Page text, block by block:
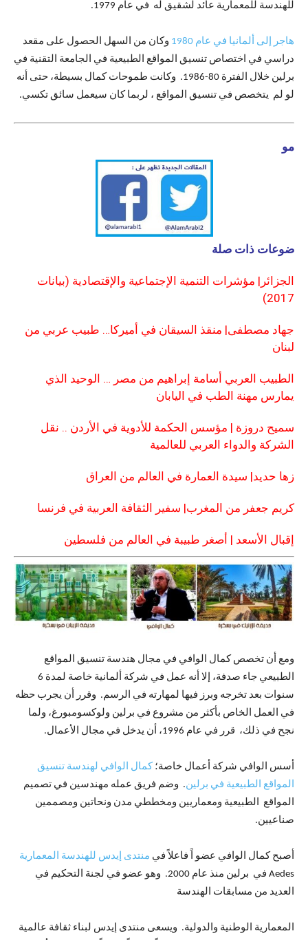
للهندسة للمعمارية عائد لشقيق له في عام 1979.
هاجر إلى ألمانيا في عام 1980
وكان من السهل الحصول على مقعد
دراسي في اختصاص تنسيق المواقع الطبيعية في الجامعة التقنية في
برلين خلال الفترة 80-1986. وكانت طموحات كمال بسيطة، حتى أنه
لو لم يتخصص في تنسيق المواقع ، لربما كان سيعمل سائق تكسي.
مو
ضوعات ذات صلة
الجزائر| مؤشرات التنمية الإجتماعية والإقتصادية (بيانات
2017)
جهاد مصطفى| منقذ السيقان في أميركا… طبيب عربي من
لبنان
الطبيب العربي أسامة إبراهيم من مصر … الوحيد الذي
يمارس مهنة الطب في اليابان
سميح دروزة | مؤسس الحكمة للأدوية في الأردن .. نقل
الشركة والدواء العربي للعالمية
زها حديد| سيدة العمارة في العالم من العراق
كريم جعفر من المغرب| سفير الثقافة العربية في فرنسا
إقبال الأسعد | أصغر طبيبة في العالم من فلسطين
ومع أن تخصص كمال الوافي في مجال هندسة تنسيق المواقع
الطبيعي جاء صدفة، إلا أنه عمل في شركة ألمانية خاصة لمدة 6
سنوات بعد تخرجه وبرز فيها لمهارته في الرسم. وقرر أن يجرب حظه
في العمل الخاص بأكثر من مشروع في برلين ولوكسومبورغ، ولما
نجح في ذلك، قرر في عام 1996، أن يدخل في مجال الأعمال.
أسس الوافي شركة أعمال خاصة؛ كمال الوافي لهندسة تنسيق
المواقع الطبيعية في برلين. وضم فريق عمله مهندسين في تصميم
المواقع الطبيعية ومعماريين ومخططي مدن ونحاتين ومصممين
صناعيين.
أصبح كمال الوافي عضو اً فاعلاً في منتدى إيدس للهندسة المعمارية
Aedes في برلين منذ عام 2000. وهو عضو في لجنة التحكيم في
العديد من مسابقات الهندسة
المعمارية الوطنية والدولية. ويسعى منتدى إيدس لبناء ثقافة عالمية